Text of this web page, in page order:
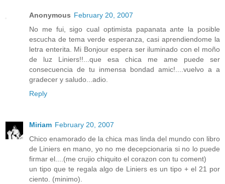
Anonymous February 20, 2007
No me fui, sigo cual optimista papanata ante la posible
escucha de tema verde esperanza, casi aprendiendome la
letra enterita. Mi Bonjour espera ser iluminado con el moño
de luz Liniers!!...que esa chica me ame puede ser
consecuencia de tu inmensa bondad amic!....vuelvo a a
gradecer y saludo...adio.
Reply
Miriam February 20, 2007
Chico enamorado de la chica mas linda del mundo con libro
de Liniers en mano, yo no me decepcionaria si no lo puede
firmar el....(me crujio chiquito el corazon con tu coment)
un tipo que te regala algo de Liniers es un tipo + el 21 por
ciento. (minimo).